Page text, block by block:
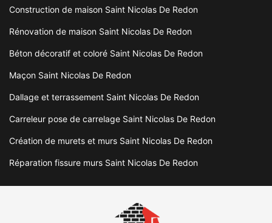
Construction de maison Saint Nicolas De Redon
Rénovation de maison Saint Nicolas De Redon
Béton décoratif et coloré Saint Nicolas De Redon
Maçon Saint Nicolas De Redon
Dallage et terrassement Saint Nicolas De Redon
Carreleur pose de carrelage Saint Nicolas De Redon
Création de murets et murs Saint Nicolas De Redon
Réparation fissure murs Saint Nicolas De Redon